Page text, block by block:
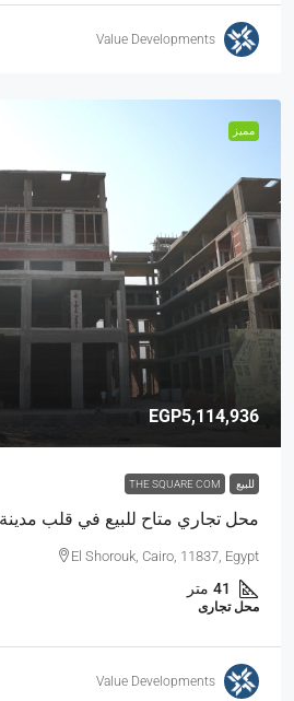
Value Developments
مميز
EGP5,114,936
للبيع THE SQUARE COM
محل تجاري متاح للبيع في قلب
El Shorouk, Cairo, 11837, Egypt
41 متر
محل تجارى
Value Developments